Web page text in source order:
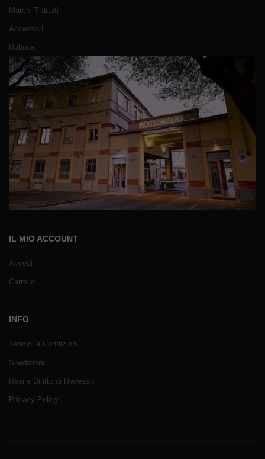
Marchi Trattati
Accessori
Rubrica
IL MIO ACCOUNT
Accedi
Carrello
INFO
Termini e Condizioni
Spedizioni
Resi e Diritto di Recesso
Privacy Policy